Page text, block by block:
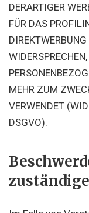
DERARTIGER
FÜR DAS
MEHR ZUM
VERWENDET
DSGVO).